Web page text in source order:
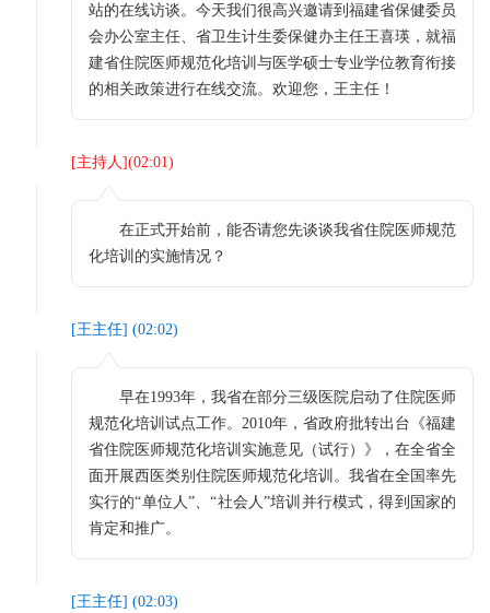
站的在线访谈。今天我们很高兴邀请到福建省保健委员
会办公室主任、省卫生计生委保健办主任王喜瑛，就福
建省住院医师规范化培训与医学硕士专业学位教育衔接
的相关政策进行在线交流。欢迎您，王主任！
[主持人 ](02:01 )
在正式开始前，能否请您先谈谈我省住院医师规范
化培训的实施情况？
[王主任] (02:02)
早在1993年，我省在部分三级医院启动了住院医师
规范化培训试点工作。2010年，省政府批转出台《福建
省住院医师规范化培训实施意见（试行）》，在全省全
面开展西医类别住院医师规范化培训。我省在全国率先
实行的“单位人”、“社会人”培训并行模式，得到国家的
肯定和推广。
[王主任] (02:03)